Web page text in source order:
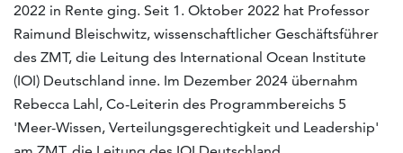
2022 in Rente ging. Seit 1. Oktober 2022 hat Professor
Raimund Bleischwitz, wissenschaftlicher Geschäftsführer
des ZMT, die Leitung des International Ocean Institute
(IOI) Deutschland inne. Im Dezember 2024 übernahm
Rebecca Lahl, Co-Leiterin des Programmbereichs 5
'Meer-Wissen, Verteilungsgerechtigkeit und Leadership'